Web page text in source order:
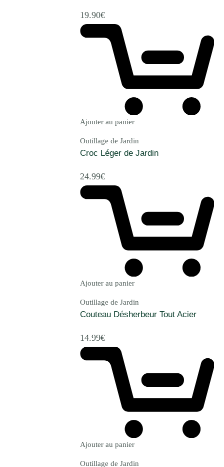
19.90€
Ajouter au panier
Outillage de Jardin
Croc Léger de Jardin
24.99€
Ajouter au panier
Outillage de Jardin
Couteau Désherbeur Tout Acier
14.99€
Ajouter au panier
Outillage de Jardin